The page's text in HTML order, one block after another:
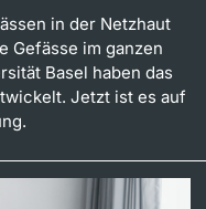
in der Netzhaut
Gefässe im ganzen
Basel haben das
Jetzt ist es auf